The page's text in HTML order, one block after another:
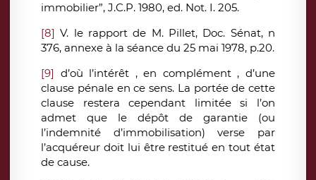
immobilier”, J.C.P. 1980, ed. Not. I. 205.
[8] V. le rapport de M. Pillet, Doc. Sénat, n
376, annexe à la séance du 25 mai 1978, p.20.
[9] d’où l’intérêt , en complément , d’une
clause pénale en ce sens. La portée de cette
clause restera cependant limitée si l’on
admet que le dépôt de garantie (ou
l’indemnité d’immobilisation) verse par
l’acquéreur doit lui être restitué en tout état
de cause.